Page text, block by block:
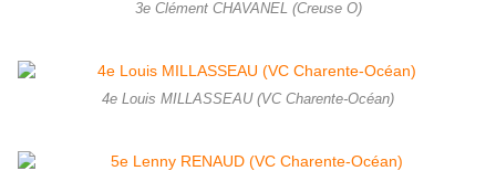
3e Clément CHAVANEL (Creuse O)
4e Louis MILLASSEAU (VC Charente-Océan)